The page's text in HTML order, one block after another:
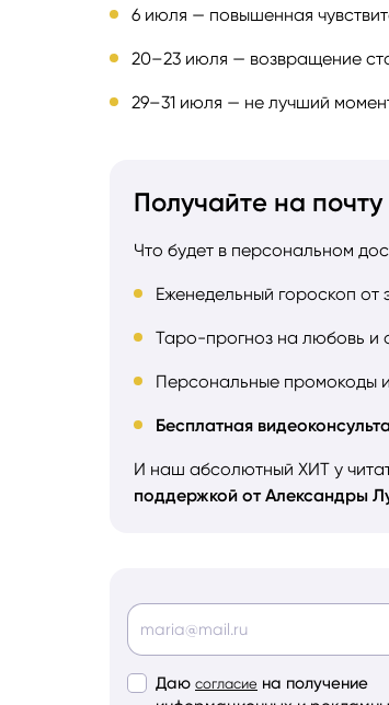
6 июля — повышенная
20–23 июля — возвращение
29–31 июля — не лучший
Получайте на
Что будет в персональном
Еженедельный гороскоп от
Таро-прогноз на любовь и
Персональные промокоды
Бесплатная
И наш абсолютный ХИТ у
поддержкой от Александры
Даю согласие на получение